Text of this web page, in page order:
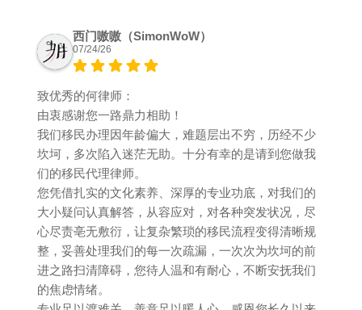
西门嗷嗷（SimonWoW）
07/24/26
致优秀的何律师：
由衷感谢您一路鼎力相助！
我们移民办理因年龄偏大，难题层出不穷，历经不少
坎坷，多次陷入迷茫无助。十分有幸的是请到您做我
们的移民代理律师。
您凭借扎实的文化素养、深厚的专业功底，对我们的
大小疑问认真解答，从容应对，对各种突发状况，尽
心尽责亳无敷衍，让复杂繁琐的移民流程变得清晰规
整，妥善处理我们的每一次疏漏，一次次为坎坷的前
进之路扫清障碍，您待人温和有耐心，不断安抚我们
的焦虑情绪。